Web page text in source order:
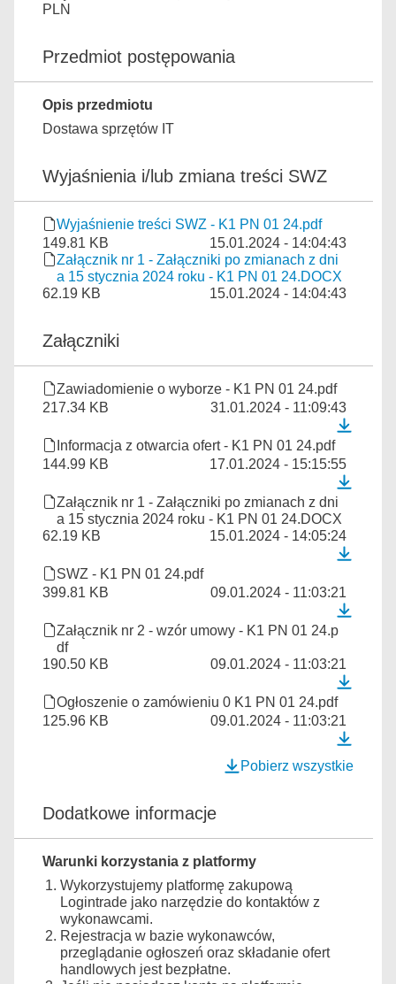
PLN
Przedmiot postępowania
Opis przedmiotu
Dostawa sprzętów IT
Wyjaśnienia i/lub zmiana treści SWZ
Wyjaśnienie treści SWZ - K1 PN 01 24.pdf
149.81 KB
15.01.2024 - 14:04:43
Załącznik nr 1 - Załączniki po zmianach z dni
a 15 stycznia 2024 roku - K1 PN 01 24.DOCX
62.19 KB
15.01.2024 - 14:04:43
Załączniki
Zawiadomienie o wyborze - K1 PN 01 24.pdf
217.34 KB
31.01.2024 - 11:09:43
Informacja z otwarcia ofert - K1 PN 01 24.pdf
144.99 KB
17.01.2024 - 15:15:55
Załącznik nr 1 - Załączniki po zmianach z dni
a 15 stycznia 2024 roku - K1 PN 01 24.DOCX
62.19 KB
15.01.2024 - 14:05:24
SWZ - K1 PN 01 24.pdf
399.81 KB
09.01.2024 - 11:03:21
Załącznik nr 2 - wzór umowy - K1 PN 01 24.p
df
190.50 KB
09.01.2024 - 11:03:21
Ogłoszenie o zamówieniu 0 K1 PN 01 24.pdf
125.96 KB
09.01.2024 - 11:03:21
Pobierz wszystkie
Dodatkowe informacje
Warunki korzystania z platformy
Wykorzystujemy platformę zakupową
Logintrade jako narzędzie do kontaktów z
wykonawcami.
Rejestracja w bazie wykonawców,
przeglądanie ogłoszeń oraz składanie ofert
handlowych jest bezpłatne.